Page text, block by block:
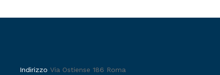
IndirizzoVia Ostiense 186 Roma